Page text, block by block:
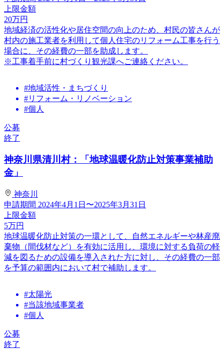
上限金額
20万円
地域経済の活性化や居住空間の向上のため、村民の皆さんが
村内の施工業者を利用して個人住宅のリフォーム工事を行う
場合に、その経費の一部を助成します。
※工事着手前に村づくり観光課へご連絡ください。
#地域活性・まちづくり
#リフォーム・リノベーション
#個人
公募
終了
神奈川県清川村：「地球温暖化防止対策事業補助
金」
神奈川
申請期間 2024年4月1日〜2025年3月31日
上限金額
5万円
地球温暖化防止対策の一環として、自然エネルギーや林産廃
棄物（間伐材など）を有効に活用し、環境に対する負荷の軽
減を図るための設備を導入された方に対し、その経費の一部
を予算の範囲内において村で補助します。
#太陽光
#当該地域事業者
#個人
公募
終了